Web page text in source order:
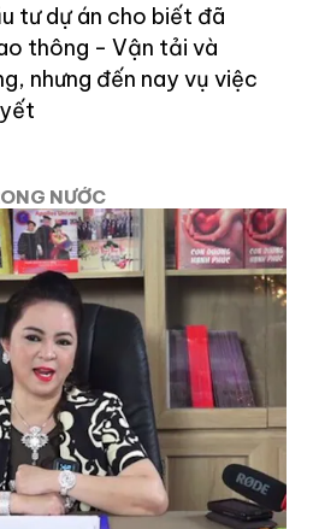
tư dự án cho biết đã
thông - Vận tải và
nhưng đến nay vụ việc
NƯỚC